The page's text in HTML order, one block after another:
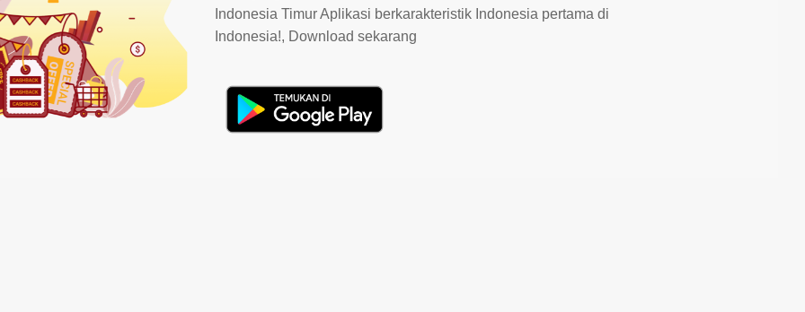
Indonesia Timur Aplikasi berkarakteristik Indonesia pertama di
Indonesia!, Download sekarang